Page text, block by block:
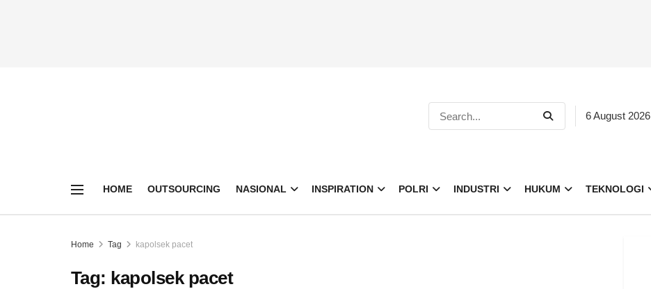
6 August 2026
HOME OUTSOURCING NASIONAL INSPIRATION POLRI INDUSTRI HUKUM TEKNOLOGI
Home Tag kapolsek pacet
Tag: kapolsek pacet